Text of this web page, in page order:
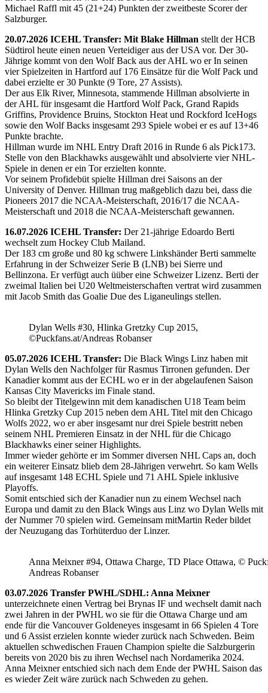
Michael Raffl mit 45 (21+24) Punkten der zweitbeste Scorer der
Salzburger.
20.07.2026 ICEHL Transfer: Mit Blake Hillman stellt der HCB
Südtirol heute einen neuen Verteidiger aus der USA vor. Der 30-
Jährige kommt von den Wolf Back aus der AHL wo er In seinen
vier Spielzeiten in Hartford auf 176 Einsätze für die Wolf Pack und
dabei erzielte er 30 Punkte (9 Tore, 27 Assists).
Der aus Elk River, Minnesota, stammende Hillman absolvierte in
der AHL für insgesamt die Hartford Wolf Pack, Grand Rapids
Griffins, Providence Bruins, Stockton Heat und Rockford IceHogs
sowie den Wolf Backs insgesamt 293 Spiele wobei er es auf 13+46
Punkte brachte.
Hillman wurde im NHL Entry Draft 2016 in Runde 6 als Pick173.
Stelle von den Blackhawks ausgewählt und absolvierte vier NHL-
Spiele in denen er ein Tor erzielten konnte.
Vor seinem Profidebüt spielte Hillman drei Saisons an der
University of Denver. Hillman trug maßgeblich dazu bei, dass die
Pioneers 2017 die NCAA-Meisterschaft, 2016/17 die NCAA-
Meisterschaft und 2018 die NCAA-Meisterschaft gewannen.
16.07.2026 ICEHL Transfer: Der 21-jährige Edoardo Berti
wechselt zum Hockey Club Mailand.
Der 183 cm große und 80 kg schwere Linkshänder Berti sammelte
Erfahrung in der Schweizer Serie B (LNB) bei Sierre und
Bellinzona. Er verfügt auch üüber eine Schweizer Lizenz. Berti der
zweimal Italien bei U20 Weltmeisterschaften vertrat wird zusammen
mit Jacob Smith das Goalie Due des Liganeulings stellen.
Dylan Wells #30, Hlinka Gretzky Cup 2015,
©Puckfans.at/Andreas Robanser
05.07.2026 ICEHL Transfer: Die Black Wings Linz haben mit
Dylan Wells den Nachfolger für Rasmus Tirronen gefunden. Der
Kanadier kommt aus der ECHL wo er in der abgelaufenen Saison
Kansas City Mavericks im Finale stand.
So bleibt der Titelgewinn mit dem kanadischen U18 Team beim
Hlinka Gretzky Cup 2015 neben dem AHL Titel mit den Chicago
Wolfs 2022, wo er aber insgesamt nur drei Spiele bestritt neben
seinem NHL Premieren Einsatz in der NHL für die Chicago
Blackhawks einer seiner Highlights.
Immer wieder gehörte er im Sommer diversen NHL Caps an, doch
ein weiterer Einsatz blieb dem 28-Jährigen verwehrt. So kam Wells
auf insgesamt 148 ECHL Spiele und 71 AHL Spiele inklusive
Playoffs.
Somit entschied sich der Kanadier nun zu einem Wechsel nach
Europa und damit zu den Black Wings aus Linz wo Dylan Wells mit
der Nummer 70 spielen wird. Gemeinsam mitMartin Reder bildet
der Neuzugang das Torhüterduo der Linzer.
Anna Meixner #94, Ottawa Charge, TD Place Ottawa, ©
Andreas Robanser
03.07.2026 Transfer PWHL/SDHL: Anna Meixner
unterzeichnete einen Vertrag bei Brynas IF und wechselt damit nach
zwei Jahren in der PWHL wo sie für die Ottawa Charge und am
ende für die Vancouver Goldeneyes insgesamt in 66 Spielen 4 Tore
und 6 Assist erzielen konnte wieder zurück nach Schweden. Beim
aktuellen schwedischen Frauen Champion spielte die Salzburgerin
bereits von 2020 bis zu ihren Wechsel nach Nordamerika 2024.
Anna Meixner entschied sich nach dem Ende der PWHL Saison das
es wieder Zeit wäre zurück nach Schweden zu gehen.